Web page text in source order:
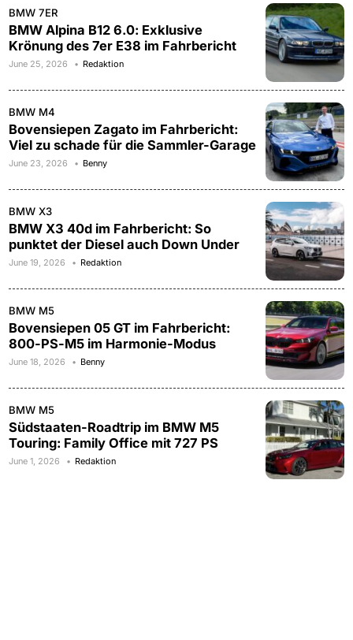
BMW 7ER
BMW Alpina B12 6.0: Exklusive
Krönung des 7er E38 im Fahrbericht
June 25, 2026 Redaktion
BMW M4
Bovensiepen Zagato im Fahrbericht:
Viel zu schade für die Sammler-Garage
June 23, 2026 Benny
BMW X3
BMW X3 40d im Fahrbericht: So
punktet der Diesel auch Down Under
June 19, 2026 Redaktion
BMW M5
Bovensiepen 05 GT im Fahrbericht:
800-PS-M5 im Harmonie-Modus
June 18, 2026 Benny
BMW M5
Südstaaten-Roadtrip im BMW M5
Touring: Family Office mit 727 PS
June 1, 2026 Redaktion